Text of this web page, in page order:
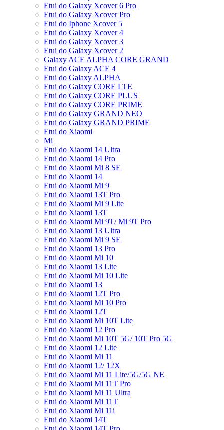
Etui do Galaxy Xcover 6 Pro
Etui do Galaxy Xcover Pro
Etui do Iphone Xcover 5
Etui do Galaxy Xcover 4
Etui do Galaxy Xcover 3
Etui do Galaxy Xcover 2
Galaxy ACE ALPHA CORE GRAND
Etui do Galaxy ACE 4
Etui do Galaxy ALPHA
Etui do Galaxy CORE LTE
Etui do Galaxy CORE PLUS
Etui do Galaxy CORE PRIME
Etui do Galaxy GRAND NEO
Etui do Galaxy GRAND PRIME
Etui do Xiaomi
Mi
Etui do Xiaomi 14 Ultra
Etui do Xiaomi 14 Pro
Etui do Xiaomi Mi 8 SE
Etui do Xiaomi 14
Etui do Xiaomi Mi 9
Etui do Xiaomi 13T Pro
Etui do Xiaomi Mi 9 Lite
Etui do Xiaomi 13T
Etui do Xiaomi Mi 9T/ Mi 9T Pro
Etui do Xiaomi 13 Ultra
Etui do Xiaomi Mi 9 SE
Etui do Xiaomi 13 Pro
Etui do Xiaomi Mi 10
Etui do Xiaomi 13 Lite
Etui do Xiaomi Mi 10 Lite
Etui do Xiaomi 13
Etui do Xiaomi 12T Pro
Etui do Xiaomi Mi 10 Pro
Etui do Xiaomi 12T
Etui do Xiaomi Mi 10T Lite
Etui do Xiaomi 12 Pro
Etui do Xiaomi Mi 10T 5G/ 10T Pro 5G
Etui do Xiaomi 12 Lite
Etui do Xiaomi Mi 11
Etui do Xiaomi 12/ 12X
Etui do Xiaomi Mi 11 Lite/5G/5G NE
Etui do Xiaomi Mi 11T Pro
Etui do Xiaomi Mi 11 Ultra
Etui do Xiaomi Mi 11T
Etui do Xiaomi Mi 11i
Etui do Xiaomi 14T